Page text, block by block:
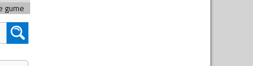
gume